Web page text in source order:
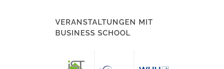
VERANSTALTUNGEN MIT
BUSINESS SCHOOL